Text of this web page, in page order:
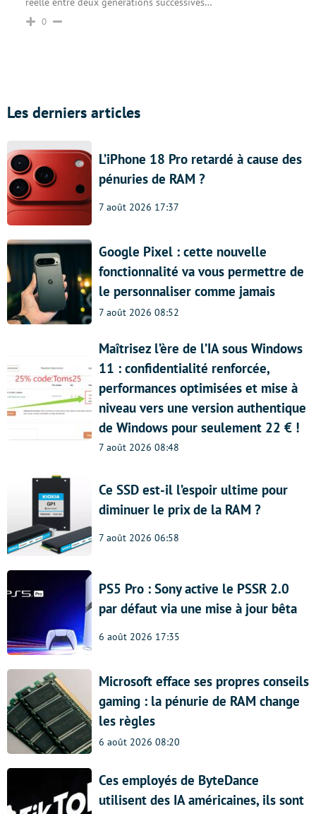
0
Les derniers articles
L’iPhone 18 Pro retardé à cause des
pénuries de RAM ?
7 août 2026 17:37
Google Pixel : cette nouvelle
fonctionnalité va vous permettre de
le personnaliser comme jamais
7 août 2026 08:52
Maîtrisez l’ère de l’IA sous Windows
11 : confidentialité renforcée,
performances optimisées et mise à
niveau vers une version authentique
de Windows pour seulement 22 € !
7 août 2026 08:48
Ce SSD est-il l’espoir ultime pour
diminuer le prix de la RAM ?
7 août 2026 06:58
PS5 Pro : Sony active le PSSR 2.0
par défaut via une mise à jour bêta
6 août 2026 17:35
Microsoft efface ses propres conseils
gaming : la pénurie de RAM change
les règles
6 août 2026 08:20
Ces employés de ByteDance
utilisent des IA américaines, ils sont